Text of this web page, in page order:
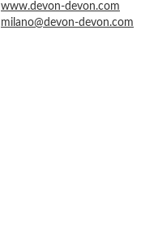
www.devon-devon.com
milano@devon-devon.com